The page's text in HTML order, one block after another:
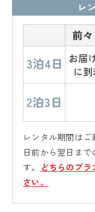
レ
レンタル期間はご
日前から翌日ま
す。
どちらのプ
さい。